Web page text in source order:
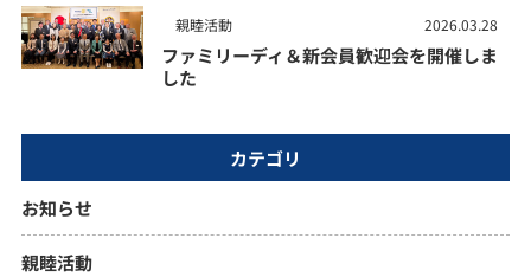
親睦活動 2026.03.28
ファミリーディ＆新会員歓迎会を開催しま
した
カテゴリ
お知らせ
親睦活動